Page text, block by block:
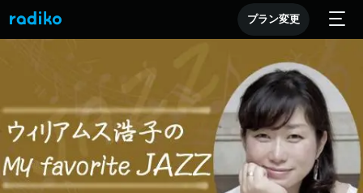
プラン変更